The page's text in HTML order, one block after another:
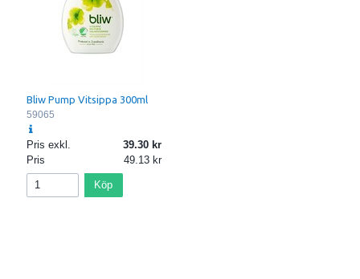
Bliw Pump Vitsippa 300ml
59065
Pris exkl.
39.30
Pris
49.13
Köp